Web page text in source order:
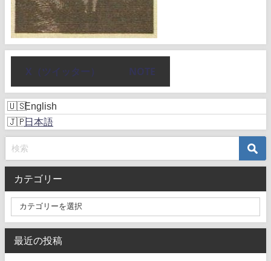
X（ツイッター） NOTE
English
日本語
カテゴリー
最近の投稿